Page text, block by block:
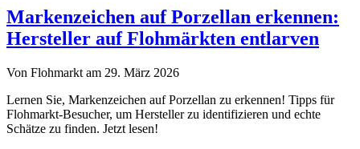
Markenzeichen auf Porzellan erkennen:
Hersteller auf Flohmärkten entlarven
Von Flohmarkt am 29. März 2026
Lernen Sie, Markenzeichen auf Porzellan zu erkennen! Tipps für
Flohmarkt-Besucher, um Hersteller zu identifizieren und echte
Schätze zu finden. Jetzt lesen!